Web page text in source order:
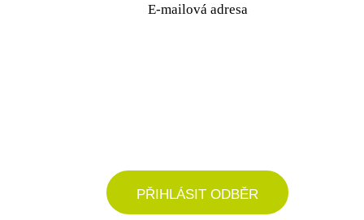
E-mailová adresa
PŘIHLÁSIT ODBĚR